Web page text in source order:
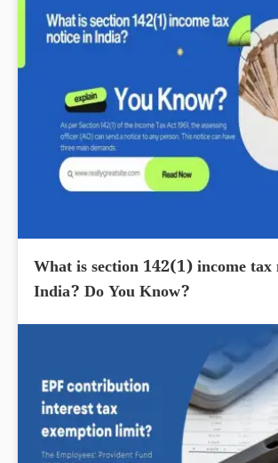
What is section 142(1) income tax
India? Do You Know?